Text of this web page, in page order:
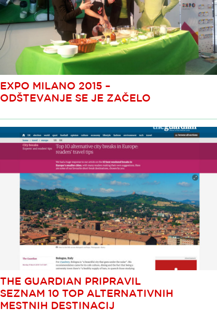
EXPO MILANO 2015 –
ODŠTEVANJE SE JE ZAČELO
THE GUARDIAN PRIPRAVIL
SEZNAM 10 TOP ALTERNATIVNIH
MESTNIH DESTINACIJ